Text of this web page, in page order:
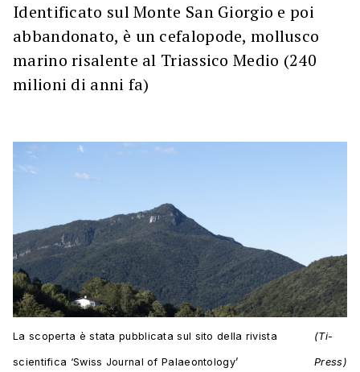
Identificato sul Monte San Giorgio e poi
abbandonato, è un cefalopode, mollusco
marino risalente al Triassico Medio (240
milioni di anni fa)
La scoperta è stata pubblicata sul sito della rivista
scientifica ‘Swiss Journal of Palaeontology’
(Ti-
Press)